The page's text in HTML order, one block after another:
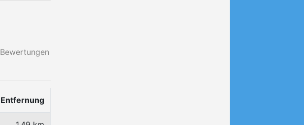
Bewertungen
Entfernung